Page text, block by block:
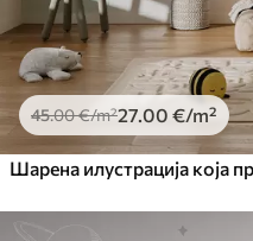
45.00€/m²27 .00 €/m²